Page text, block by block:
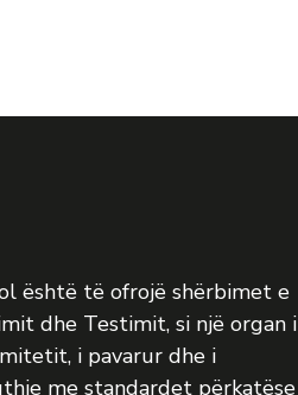
është të ofrojë shërbimet e
dhe Testimit, si një organ i
i pavarur dhe i
me standardet përkatëse